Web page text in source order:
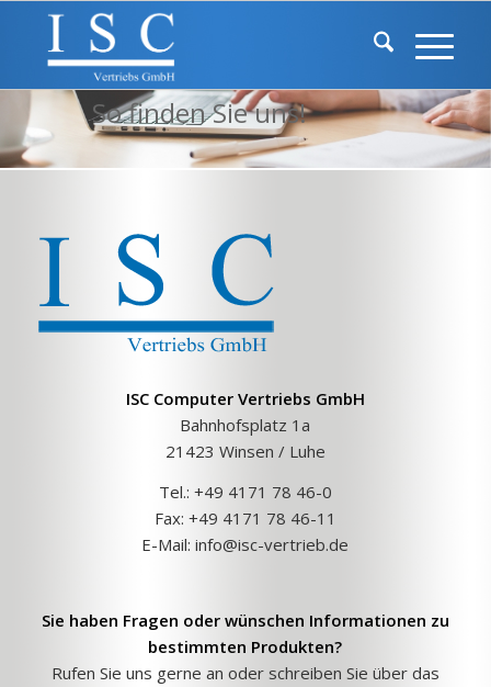
Kontakt
So finden Sie uns!
ISC Computer Vertriebs GmbH
Bahnhofsplatz 1a
21423 Winsen / Luhe
Tel.: +49 4171 78 46-0
Fax: +49 4171 78 46-11
E-Mail:info@isc-vertrieb.de
Sie haben Fragen oder wünschen Informationen zu
bestimmten Produkten?
Rufen Sie uns gerne an oder schreiben Sie über das